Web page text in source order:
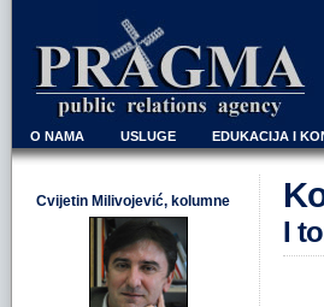
O NAMA USLUGE EDUKACIJA I
Cvijetin Milivojević, kolumne
I